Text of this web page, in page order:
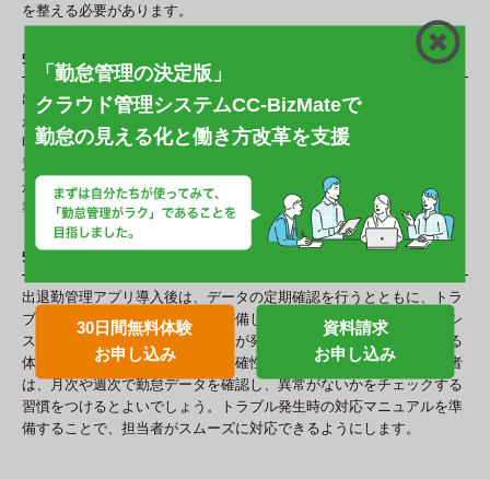
「勤怠管理の決定版」
クラウド管理システムCC-BizMateで
勤怠の見える化と働き方改革を支援
30日間無料体験
お申し込み
資料請求
お申し込み
を整える必要があります。
5-2. アプリ導入後の社内ルール整備と運用方法
出退勤管理アプリを効果的に運用するためには、社内でのルール整備
が欠かせません。打刻のタイミングや遅刻・早退の取り扱い方などを
明確に定め、全従業員に周知することが大切です。アプリ導入後に出
退勤データを定期的に確認し、不正打刻や入力ミスが発生していない
かをチェックする体制も必要です。ルール整備を行うことで、アプリ
導入の効果を最大限に引き出し、適切な勤怠管理が実現します。
5-3. データの定期確認とトラブル対応策
出退勤管理アプリ導入後は、データの定期確認を行うとともに、トラ
ブルが発生した場合の対応策を整備しておくことが求められます。シ
ステム障害や打刻ミスなどの問題が発生した際に、迅速に修正できる
体制を整えることで、データの正確性を保つことができます。管理者
は、月次や週次で勤怠データを確認し、異常がないかをチェックする
習慣をつけるとよいでしょう。トラブル発生時の対応マニュアルを準
備することで、担当者がスムーズに対応できるようにします。